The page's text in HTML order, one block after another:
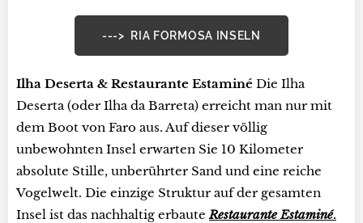
---> RIA FORMOSA INSELN
Ilha Deserta & Restaurante Estaminé Die Ilha
Deserta (oder Ilha da Barreta) erreicht man nur mit
dem Boot von Faro aus. Auf dieser völlig
unbewohnten Insel erwarten Sie 10 Kilometer
absolute Stille, unberührter Sand und eine reiche
Vogelwelt. Die einzige Struktur auf der gesamten
Insel ist das nachhaltig erbaute Restaurante Estaminé.